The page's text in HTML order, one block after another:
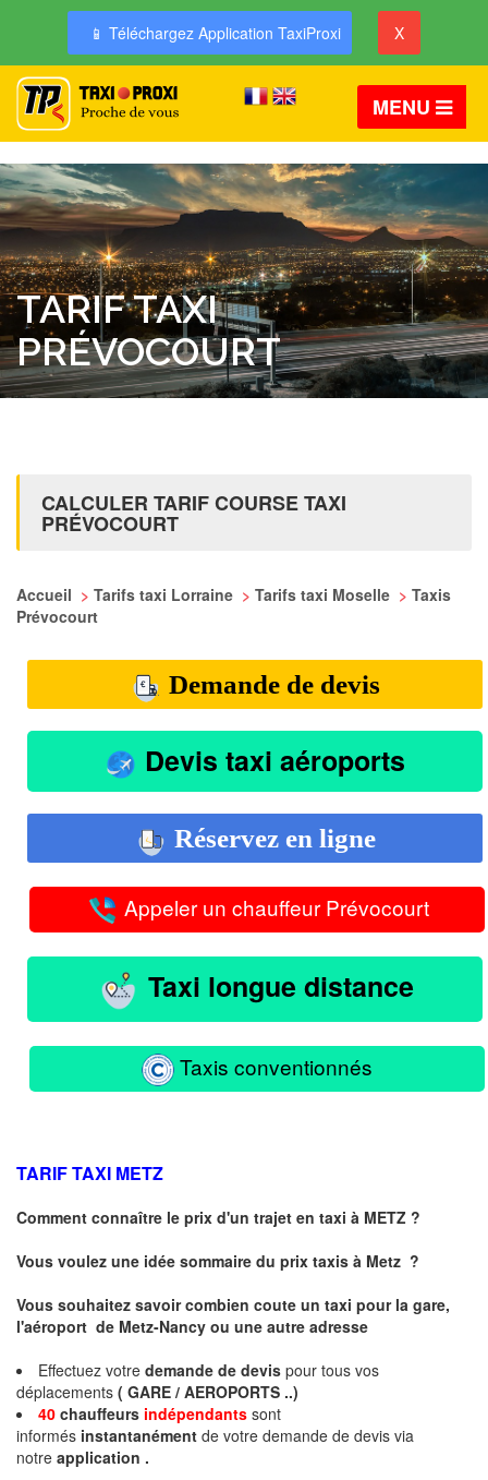
📱 Téléchargez Application TaxiProxi X
MENU
TARIF TAXI
PRÉVOCOURT
CALCULER TARIF COURSE TAXI
PRÉVOCOURT
Accueil > Tarifs taxi Lorraine > Tarifs taxi Moselle > Taxis
Prévocourt
Demande de devis
Devis taxi aéroports
Réservez en ligne
Appeler un chauffeur Prévocourt
Taxi longue distance
Taxis conventionnés
TARIF TAXI METZ
Comment connaître le prix d'un trajet en taxi à METZ ?
Vous voulez une idée sommaire du prix taxis à Metz ?
Vous souhaitez savoir combien coute un taxi pour la gare,
l'aéroport de Metz-Nancy ou une autre adresse
Effectuez votre demande de devis pour tous vos
déplacements ( GARE / AEROPORTS ..)
40 chauffeurs indépendants sont
informés instantanément de votre demande de devis via
notre application .